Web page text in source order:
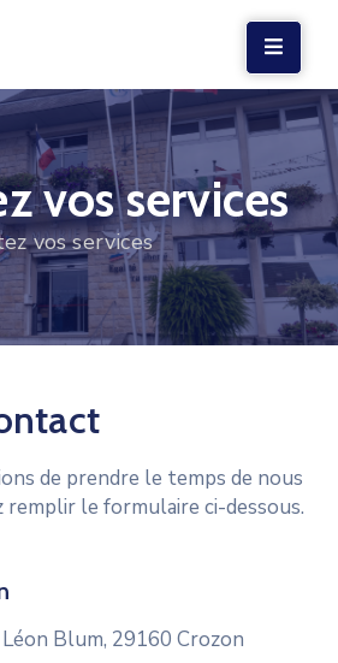
vos services
vos services
de prendre le temps de nous
le formulaire ci-dessous.
Blum, 29160 Crozon